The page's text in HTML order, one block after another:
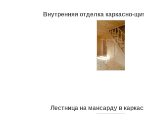
Внутренняя отделка каркасно-
Лестница на мансарду в